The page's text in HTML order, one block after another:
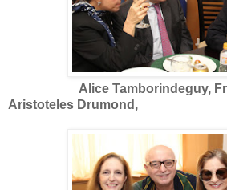
Alice Tamborindeguy,
Aristoteles Drumond,